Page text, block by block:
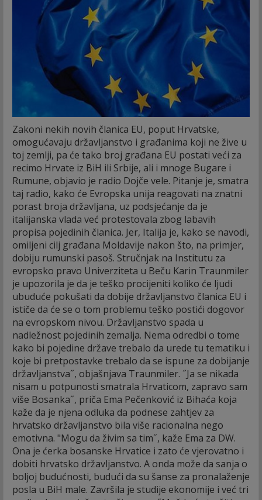
Zakoni nekih novih članica EU, poput Hrvatske,
omogućavaju državljanstvo i građanima koji ne žive u
toj zemlji, pa će tako broj građana EU postati veći za
recimo Hrvate iz BiH ili Srbije, ali i mnoge Bugare i
Rumune, objavio je radio Dojče vele. Pitanje je, smatra
taj radio, kako će Evropska unija reagovati na znatni
porast broja državljana, uz podsjećanje da je
italijanska vlada već protestovala zbog labavih
propisa pojedinih članica. Jer, Italija je, kako se navodi,
omiljeni cilj građana Moldavije nakon što, na primjer,
dobiju rumunski pasoš. Stručnjak na Institutu za
evropsko pravo Univerziteta u Beču Karin Traunmiler
je upozorila je da je teško procijeniti koliko će ljudi
ubuduće pokušati da dobije državljanstvo članica EU i
ističe da će se o tom problemu teško postići dogovor
na evropskom nivou. Državljanstvo spada u
nadležnost pojedinih zemalja. Nema odredbi o tome
kako bi pojedine države trebalo da urede tu tematiku i
koje bi pretpostavke trebalo da se ispune za dobijanje
državljanstva˝, objašnjava Traunmiler. ˝Ja se nikada
nisam u potpunosti smatrala Hrvaticom, zapravo sam
više Bosanka˝, priča Ema Pečenković iz Bihaća koja
kaže da je njena odluka da podnese zahtjev za
hrvatsko državljanstvo bila više racionalna nego
emotivna. "Mogu da živim sa tim˝, kaže Ema za DW.
Ona je ćerka bosanske Hrvatice i zato će vjerovatno i
dobiti hrvatsko državljanstvo. A onda može da sanja o
boljoj budućnosti, budući da su šanse za pronalaženje
posla u BiH male. Završila je studije ekonomije i već tri